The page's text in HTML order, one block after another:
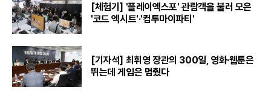
[체험기] '플레이엑스포' 관람객을 불러 모은
'코드 엑시트'·'컴투마이파티'
[기자석] 최휘영 장관의 300일, 영화·웹툰은
뛰는데 게임은 멈췄다